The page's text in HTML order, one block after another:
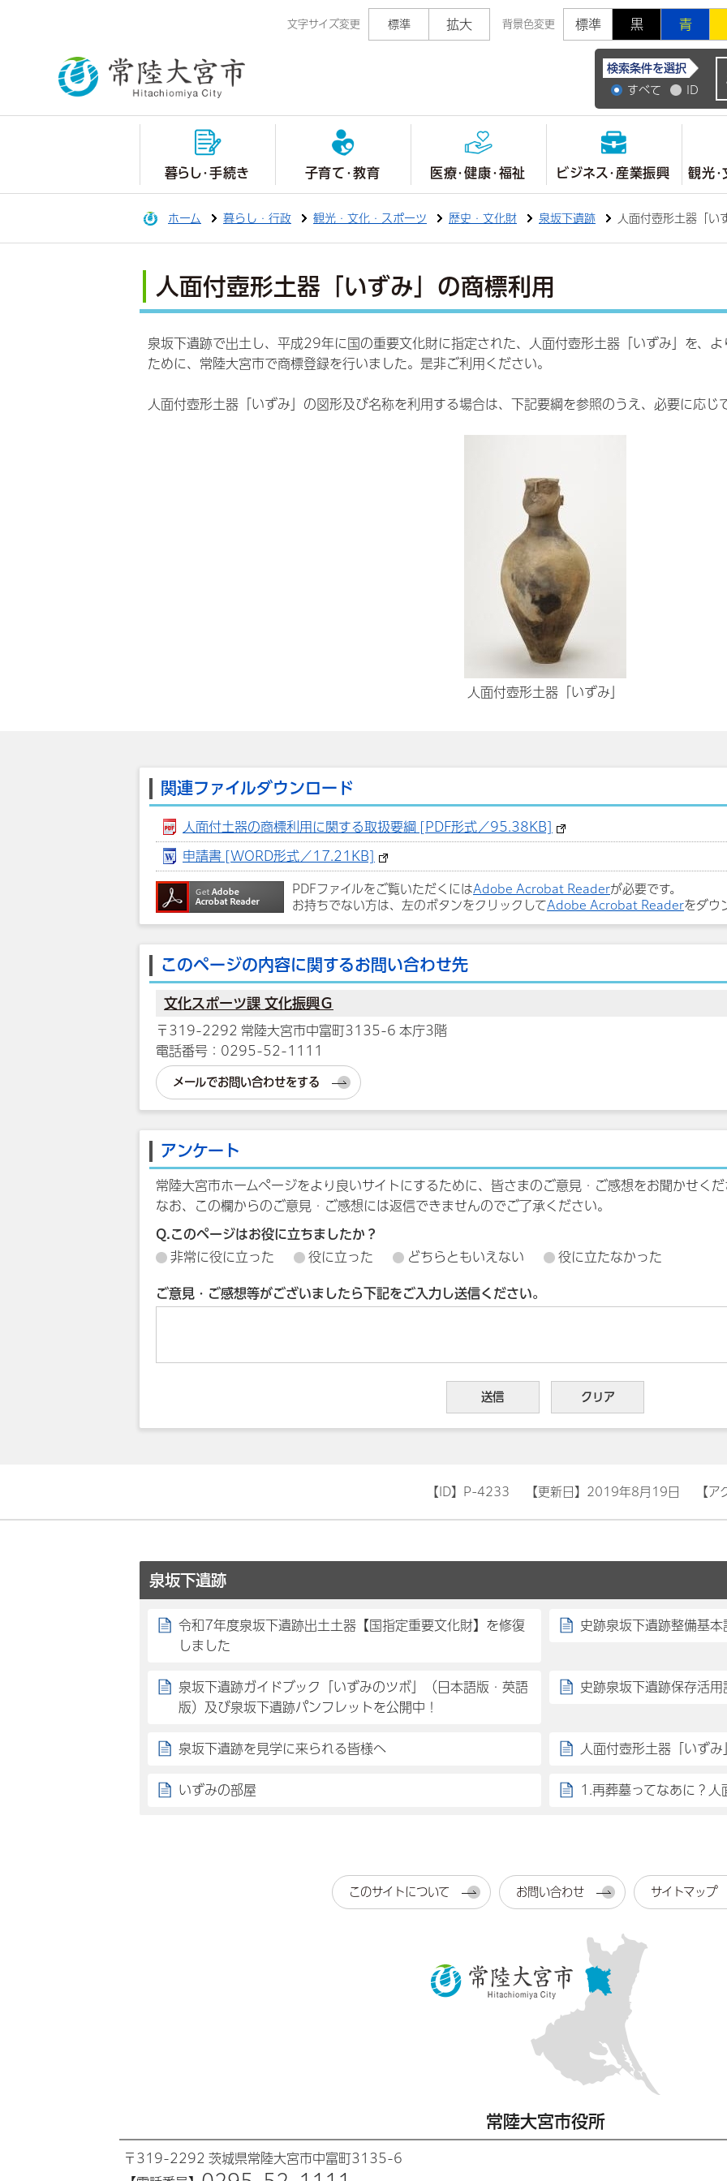
文字サイズ変更 標準 拡大 背景色変更 標準 黒 青
常陸大宮市公式ホ
検索条件を選択
すべて
ID
暮らし・手続き 子育て・教育 医療・健康・福祉 ビジネス・産業振興 観光
ホーム 暮らし・行政 観光・文化・スポーツ 歴史・文化財 泉坂下遺跡 人面付壺形土器「い
人面付壺形土器「いずみ」の商標利用
泉坂下遺跡で出土し、平成29年に国の重要文化財に指定された、人面付壺形土器「いずみ」を、
ために、常陸大宮市で商標登録を行いました。是非ご利用ください。
人面付壺形土器「いずみ」の図形及び名称を利用する場合は、下記要綱を参照のうえ、必要に応じ
人面付壺形土器「いずみ」
関連ファイルダウンロード
人面付土器の商標利用に関する取扱要綱 [PDF形式／95.38KB]
申請書 [WORD形式／17.21KB]
PDFファイルをご覧いただくにはAdobe Acrobat Readerが必要です。
お持ちでない方は、左のボタンをクリックしてAdobe Acrobat Readerをダウ
このページの内容に関するお問い合わせ先
文化スポーツ課 文化振興Ｇ
〒319-2292 常陸大宮市中富町3135-6 本庁3階
電話番号：0295-52-1111
メールでお問い合わせをする
アンケート
常陸大宮市ホームページをより良いサイトにするために、皆さまのご意見・ご感想をお聞かせく
なお、この欄からのご意見・ご感想には返信できませんのでご了承ください。
Q.このページはお役に立ちましたか？
非常に役に立った
役に立った どちらともいえない 役に立たなかった
ご意見・ご感想等がございましたら下記をご入力し送信ください。
【ID】 P-4233 【更新日】 2019年8月19日 【ア
泉坂下遺跡
令和7年度泉坂下遺跡出土土器【国指定重要文化財】を修復
しました
史跡泉坂下遺跡整備基
泉坂下遺跡ガイドブック「いずみのツボ」（日本語版・英語
版）及び泉坂下遺跡パンフレットを公開中！
史跡泉坂下遺跡保存活用
泉坂下遺跡を見学に来られる皆様へ 人面付壺形土器「いず
いずみの部屋 1.再葬墓ってなあに？人
このサイトについて お問い合わせ サイトマップ
常陸大宮市役所
〒319-2292 茨城県常陸大宮市中富町3135-6